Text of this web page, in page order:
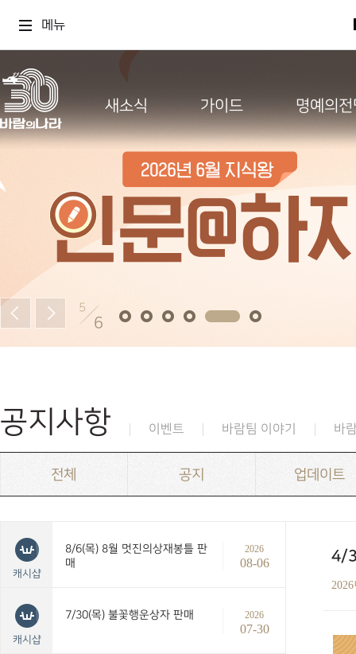
메뉴
새소식 가이드 명예의
5
6
공지사항 이벤트 바람팀 이야기 바
전체 공지 업데이트
캐시샵
8/6(목) 8월 멋진의상재봉틀 판
매
2026
08-06
캐시샵
7/30(목) 불꽃행운상자 판매 2026
07-30
4/